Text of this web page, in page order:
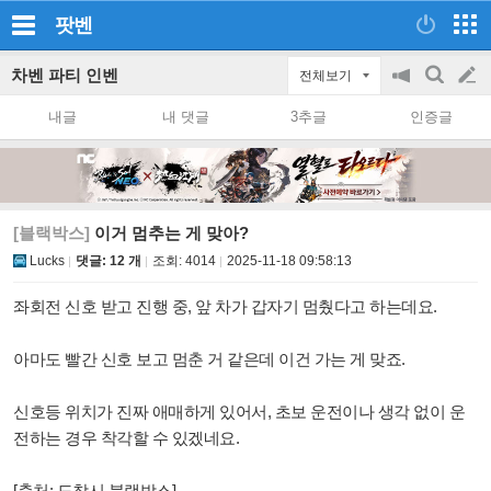
팟벤
차벤 파티 인벤 전체보기
공
on/off
검
색
글
쓰
내글 내 댓글 3추글 인증글
[블랙박스] 이거 멈추는 게 맞아?
Lucks 댓글: 12 개 조회: 4014 2025-11-18 09:58:13
좌회전 신호 받고 진행 중, 앞 차가 갑자기 멈췄다고 하는데요.
아마도 빨간 신호 보고 멈춘 거 같은데 이건 가는 게 맞죠.
신호등 위치가 진짜 애매하게 있어서, 초보 운전이나 생각 없이 운
전하는 경우 착각할 수 있겠네요.